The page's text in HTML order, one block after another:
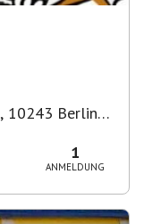
10243 Berlin-
1
ANMELDUNG